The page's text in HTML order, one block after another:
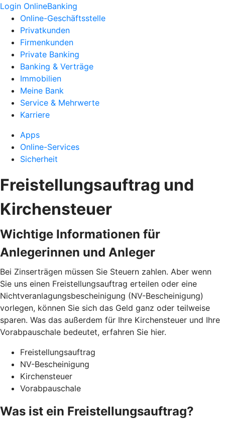
Login OnlineBanking
Online-Geschäftsstelle
Privatkunden
Firmenkunden
Private Banking
Banking & Verträge
Immobilien
Meine Bank
Service & Mehrwerte
Karriere
Apps
Online-Services
Sicherheit
Freistellungsauftrag und
Kirchensteuer
Wichtige Informationen für
Anlegerinnen und Anleger
Bei Zinserträgen müssen Sie Steuern zahlen. Aber wenn
Sie uns einen Freistellungsauftrag erteilen oder eine
Nichtveranlagungsbescheinigung (NV-Bescheinigung)
vorlegen, können Sie sich das Geld ganz oder teilweise
sparen. Was das außerdem für Ihre Kirchensteuer und Ihre
Vorabpauschale bedeutet, erfahren Sie hier.
Freistellungsauftrag
NV-Bescheinigung
Kirchensteuer
Vorabpauschale
Was ist ein Freistellungsauftrag?